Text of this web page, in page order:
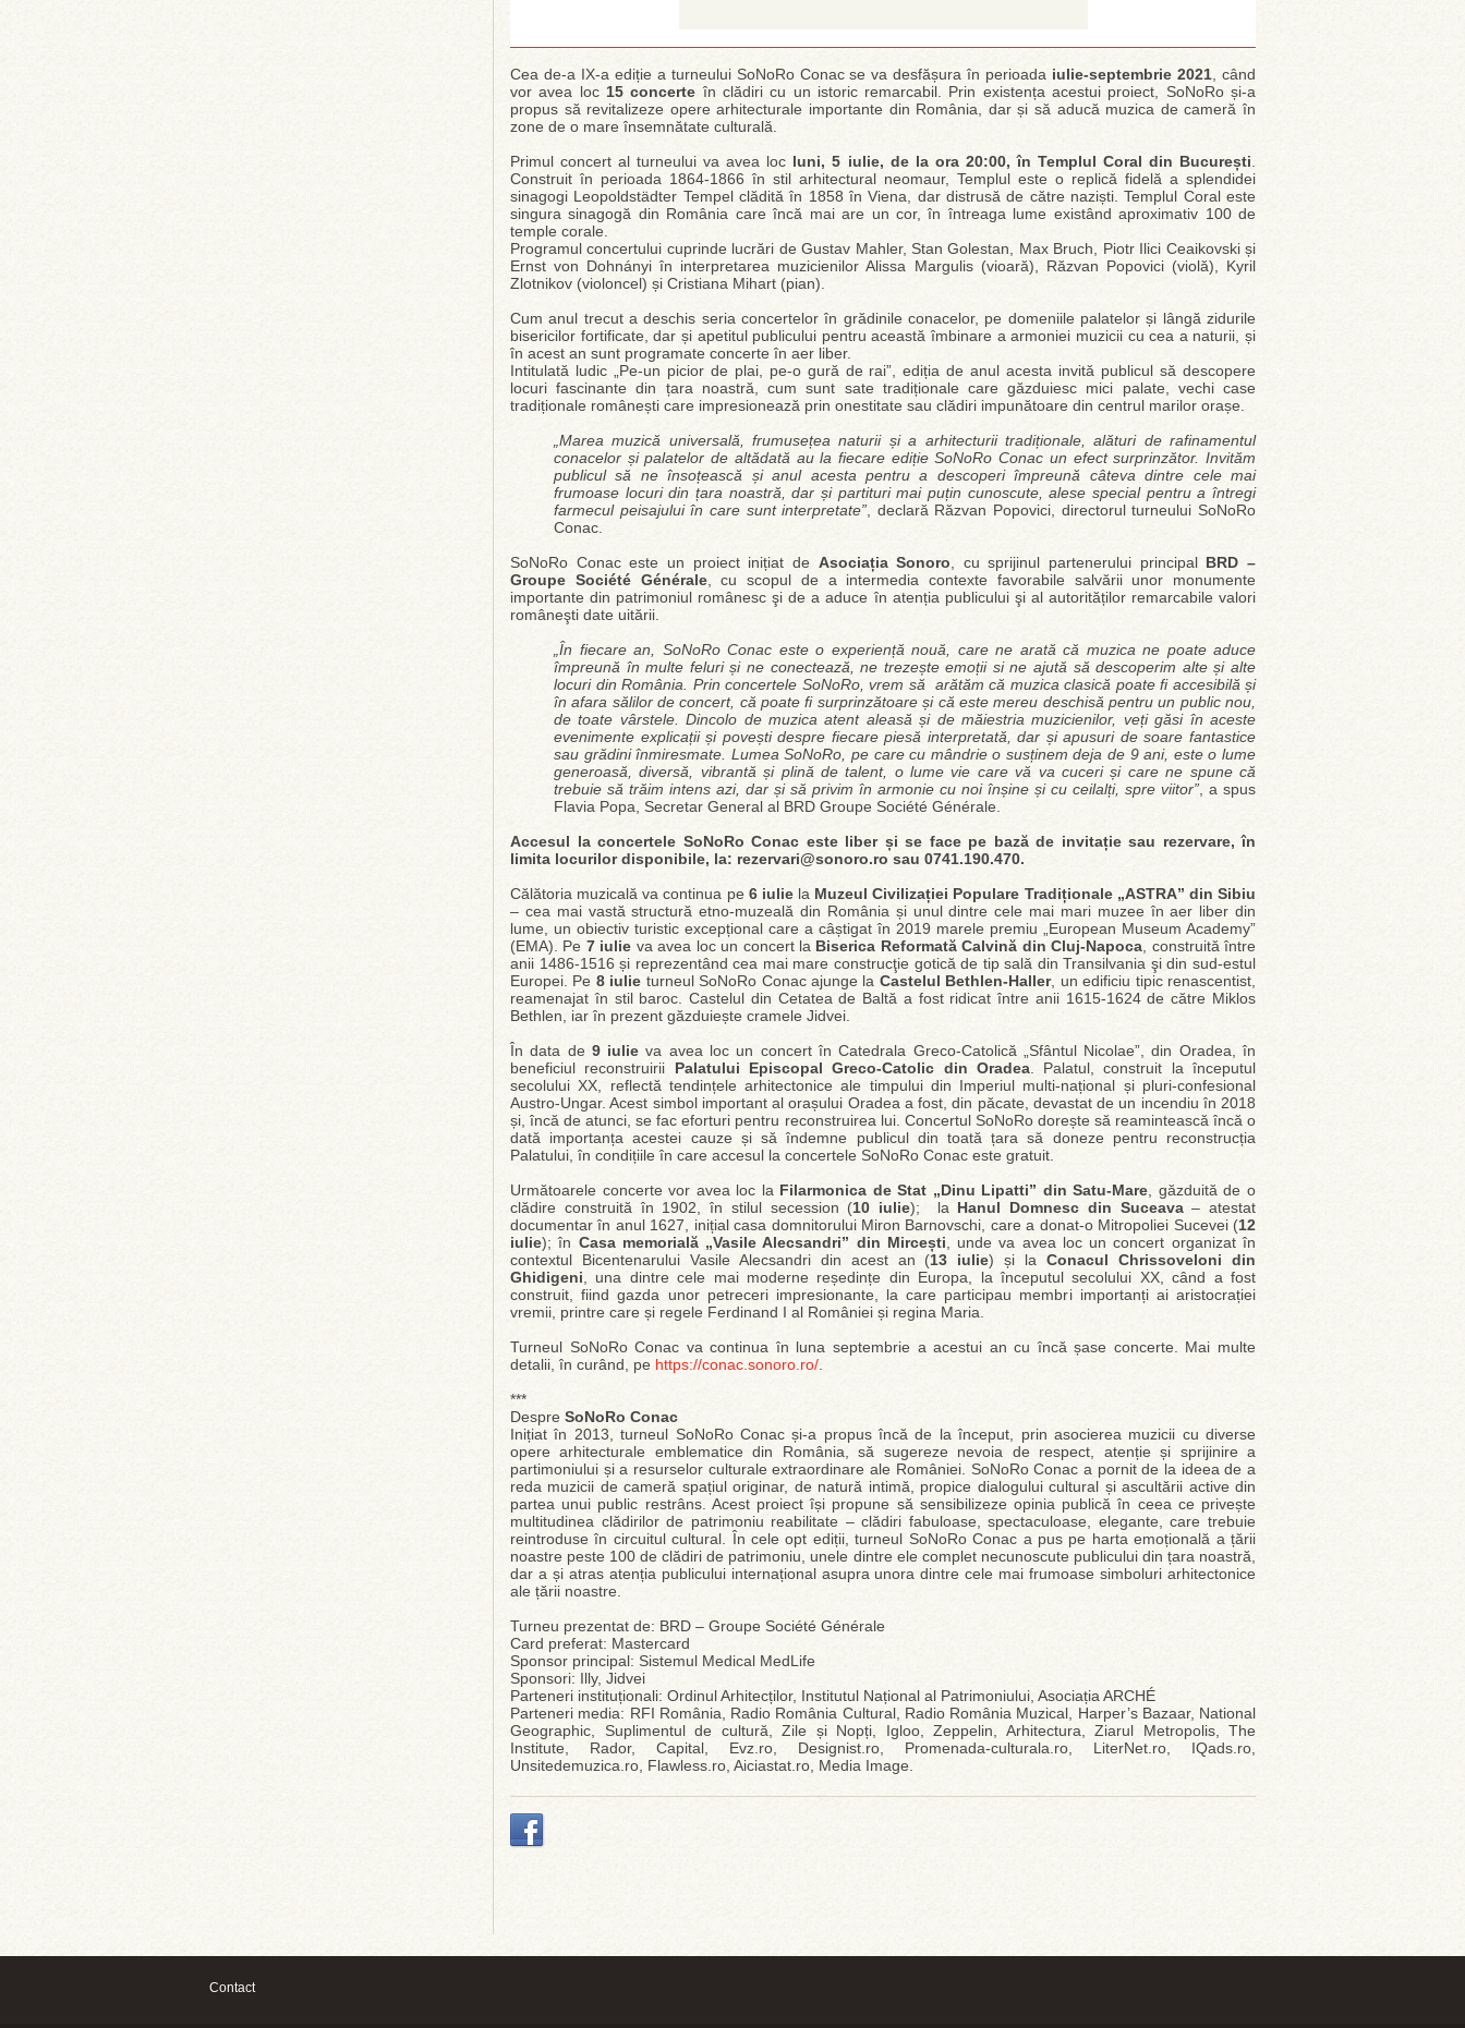
Cea de-a IX-a ediție a turneului SoNoRo Conac se va desfășura în perioada iulie-septembrie 2021 , când
vor avea loc 15 concerte în clădiri cu un istoric remarcabil. Prin existența acestui proiect, SoNoRo și-a
propus să revitalizeze opere arhitecturale importante din România, dar și să aducă muzica de cameră în
zone de o mare însemnătate culturală.
Primul concert al turneului va avea loc luni, 5 iulie, de la ora 20:00, în Templul Coral din București
Construit în perioada 1864-1866 în stil arhitectural neomaur, Templul este o replică fidelă a splendidei
sinagogi Leopoldstädter Tempel clădită în 1858 în Viena, dar distrusă de către naziști. Templul Coral este
singura sinagogă din România care încă mai are un cor, în întreaga lume existând aproximativ 100 de
temple corale.
Programul concertului cuprinde lucrări de Gustav Mahler, Stan Golestan, Max Bruch, Piotr Ilici Ceaikovski și
Ernst von Dohnányi în interpretarea muzicienilor Alissa Margulis (vioară), Răzvan Popovici (violă), Kyril
Zlotnikov (violoncel) și Cristiana Mihart (pian).
Cum anul trecut a deschis seria concertelor în grădinile conacelor, pe domeniile palatelor și lângă zidurile
bisericilor fortificate, dar și apetitul publicului pentru această îmbinare a armoniei muzicii cu cea a naturii, și
în acest an sunt programate concerte în aer liber.
Intitulată ludic „Pe-un picior de plai, pe-o gură de rai”, ediția de anul acesta invită publicul să descopere
locuri fascinante din țara noastră, cum sunt sate tradiționale care găzduiesc mici palate, vechi case
tradiționale românești care impresionează prin onestitate sau clădiri impunătoare din centrul marilor orașe.
„Marea muzică universală, frumusețea naturii și a arhitecturii tradiționale, alături de rafinamentul
conacelor și palatelor de altădată au la fiecare ediție SoNoRo Conac un efect surprinzător. Invităm
publicul să ne însoțească și anul acesta pentru a descoperi împreună câteva dintre cele mai
frumoase locuri din țara noastră, dar și partituri mai puțin cunoscute, alese special pentru a întregi
farmecul peisajului în care sunt interpretate” , declară Răzvan Popovici, directorul turneului SoNoRo
Conac.
SoNoRo Conac este un proiect inițiat de Asociația Sonoro , cu sprijinul partenerului principal BRD –
Groupe Société Générale, cu scopul de a intermedia contexte favorabile salvării unor monumente
importante din patrimoniul românesc şi de a aduce în atenția publicului şi al autorităților remarcabile valori
româneşti date uitării.
„În fiecare an, SoNoRo Conac este o experiență nouă, care ne arată că muzica ne poate aduce
împreună în multe feluri și ne conectează, ne trezește emoții si ne ajută să descoperim alte și alte
locuri din România. Prin concertele SoNoRo, vrem să arătăm că muzica clasică poate fi accesibilă și
în afara sălilor de concert, că poate fi surprinzătoare și că este mereu deschisă pentru un public nou,
de toate vârstele. Dincolo de muzica atent aleasă și de măiestria muzicienilor, veți găsi în aceste
evenimente explicații și povești despre fiecare piesă interpretată, dar și apusuri de soare fantastice
sau grădini înmiresmate. Lumea SoNoRo, pe care cu mândrie o susținem deja de 9 ani, este o lume
generoasă, diversă, vibrantă și plină de talent, o lume vie care vă va cuceri și care ne spune că
trebuie să trăim intens azi, dar și să privim în armonie cu noi înșine și cu ceilalți, spre viitor” , a spus
Flavia Popa, Secretar General al BRD Groupe Société Générale.
Accesul la concertele SoNoRo Conac este liber și se face pe bază de invitație sau rezervare, în
limita locurilor disponibile, la: rezervari@sonoro.ro sau 0741.190.470.
Călătoria muzicală va continua pe 6 iuliela Muzeul Civilizației Populare Tradiționale „ASTRA” din Sibiu
– cea mai vastă structură etno-muzeală din România și unul dintre cele mai mari muzee în aer liber din
lume, un obiectiv turistic excepțional care a câștigat în 2019 marele premiu „European Museum Academy”
(EMA). Pe 7 iulie va avea loc un concert la Biserica Reformată Calvină din Cluj-Napoca , construită între
anii 1486-1516 și reprezentând cea mai mare construcţie gotică de tip sală din Transilvania şi din sud-estul
Europei. Pe 8 iulie turneul SoNoRo Conac ajunge la Castelul Bethlen-Haller, un edificiu tipic renascentist,
reamenajat în stil baroc. Castelul din Cetatea de Baltă a fost ridicat între anii 1615-1624 de către Miklos
Bethlen, iar în prezent găzduiește cramele Jidvei.
În data de 9 iulie va avea loc un concert în Catedrala Greco-Catolică „Sfântul Nicolae”, din Oradea, în
beneficiul reconstruirii Palatului Episcopal Greco-Catolic din Oradea. Palatul, construit la începutul
secolului XX, reflectă tendințele arhitectonice ale timpului din Imperiul multi-național și pluri-confesional
Austro-Ungar. Acest simbol important al orașului Oradea a fost, din păcate, devastat de un incendiu în 2018
și, încă de atunci, se fac eforturi pentru reconstruirea lui. Concertul SoNoRo dorește să reamintească încă o
dată importanța acestei cauze și să îndemne publicul din toată țara să doneze pentru reconstrucția
Palatului, în condițiile în care accesul la concertele SoNoRo Conac este gratuit.
Următoarele concerte vor avea loc la Filarmonica de Stat „Dinu Lipatti” din Satu-Mare , găzduită de o
clădire construită în 1902, în stilul secession (10 iulie); la Hanul Domnesc din Suceava– atestat
documentar în anul 1627, inițial casa domnitorului Miron Barnovschi, care a donat-o Mitropoliei Sucevei (12
iulie); în Casa memorială „Vasile Alecsandri” din Mircești , unde va avea loc un concert organizat în
contextul Bicentenarului Vasile Alecsandri din acest an (13 iulie) și laConacul Chrissoveloni din
Ghidigeni , una dintre cele mai moderne reședințe din Europa, la începutul secolului XX, când a fost
construit, fiind gazda unor petreceri impresionante, la care participau membri importanți ai aristocrației
vremii, printre care și regele Ferdinand I al României și regina Maria.
Turneul SoNoRo Conac va continua în luna septembrie a acestui an cu încă șase concerte. Mai multe
detalii, în curând, pe https://conac.sonoro.ro/
***
Despre SoNoRo Conac
Inițiat în 2013, turneul SoNoRo Conac și-a propus încă de la început, prin asocierea muzicii cu diverse
opere arhitecturale emblematice din România, să sugereze nevoia de respect, atenție și sprijinire a
partimoniului și a resurselor culturale extraordinare ale României. SoNoRo Conac a pornit de la ideea de a
reda muzicii de cameră spațiul originar, de natură intimă, propice dialogului cultural și ascultării active din
partea unui public restrâns. Acest proiect își propune să sensibilizeze opinia publică în ceea ce privește
multitudinea clădirilor de patrimoniu reabilitate – clădiri fabuloase, spectaculoase, elegante, care trebuie
reintroduse în circuitul cultural. În cele opt ediții, turneul SoNoRo Conac a pus pe harta emoțională a țării
noastre peste 100 de clădiri de patrimoniu, unele dintre ele complet necunoscute publicului din țara noastră,
dar a și atras atenția publicului internațional asupra unora dintre cele mai frumoase simboluri arhitectonice
ale țării noastre.
Turneu prezentat de: BRD – Groupe Société Générale
Card preferat: Mastercard
Sponsor principal: Sistemul Medical MedLife
Sponsori: Illy, Jidvei
Parteneri instituționali: Ordinul Arhitecților, Institutul Național al Patrimoniului, Asociația ARCHÉ
Parteneri media: RFI România, Radio România Cultural, Radio România Muzical, Harper’s Bazaar, National
Geographic, Suplimentul de cultură, Zile și Nopți, Igloo, Zeppelin, Arhitectura, Ziarul Metropolis, The
Institute, Rador, Capital, Evz.ro, Designist.ro, Promenada-culturala.ro, LiterNet.ro, IQads.ro,
Unsitedemuzica.ro, Flawless.ro, Aiciastat.ro, Media Image.
Contact